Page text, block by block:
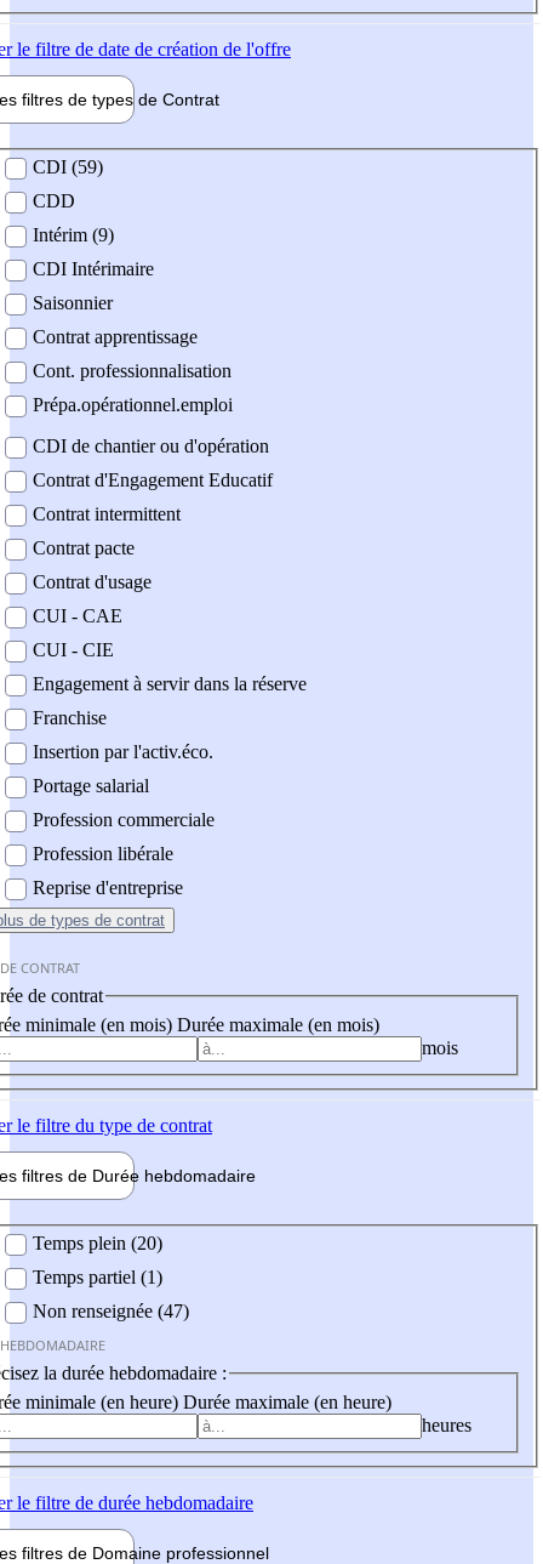
le filtre de date de création de l'offre
filtres de types de Contrat
contrat
CDI (59)
CDD
Intérim (9)
CDI Intérimaire
Saisonnier
Contrat apprentissage
Cont. professionnalisation
Prépa.opérationnel.emploi
CDI de chantier ou d'opération
Contrat d'Engagement Educatif
Contrat intermittent
Contrat pacte
Contrat d'usage
CUI - CAE
CUI - CIE
Engagement à servir dans la réserve
Franchise
Insertion par l'activ.éco.
Portage salarial
Profession commerciale
Profession libérale
Reprise d'entreprise
de types de contrat
CONTRAT
de contrat
minimale (en mois) Durée maximale (en mois)
mois
le filtre du type de contrat
filtres de Durée hebdomadaire
Temps plein (20)
Temps partiel (1)
Non renseignée (47)
la durée hebdomadaire :
minimale (en heure) Durée maximale (en heure)
heures
le filtre de durée hebdomadaire
filtres de Domaine professionnel